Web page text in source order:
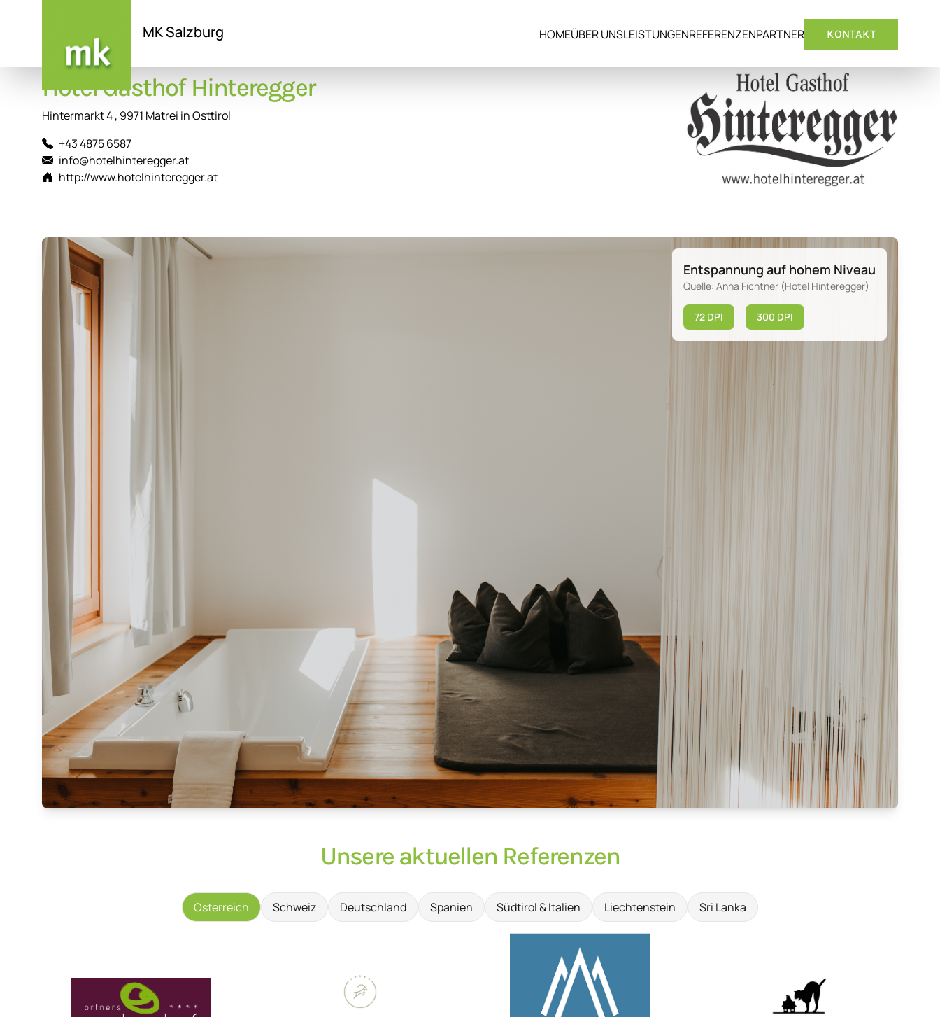
MK Salzburg HOMEÜBER UNSLEISTUNGENREFERENZENPARTNER KONTAKT
Hotel Gasthof Hinteregger
Hintermarkt 4 , 9971 Matrei in Osttirol
+43 4875 6587
info@hotelhinteregger.at
http://www.hotelhinteregger.at
Entspannung auf hohem Niveau
Quelle: Anna Fichtner (Hotel Hinteregger)
72 DPI 300 DPI
Unsere aktuellen Referenzen
Österreich Schweiz Deutschland Spanien Südtirol & Italien Liechtenstein Sri Lanka